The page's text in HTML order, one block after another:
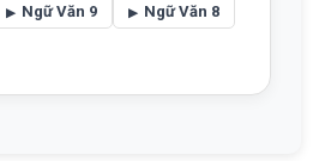
Ngữ Văn 9 Ngữ Văn 8